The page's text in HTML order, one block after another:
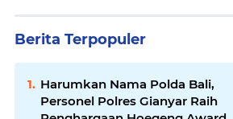
Berita Terpopuler
Harumkan Nama Polda Bali,
Personel Polres Gianyar Raih